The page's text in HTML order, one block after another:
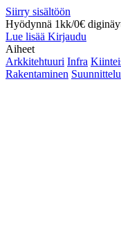
Siirry sisältöön
Hyödynnä 1kk/0€
Lue lisää Kirjaudu
Aiheet
Arkkitehtuuri Infra
Rakentaminen Suunnittelu